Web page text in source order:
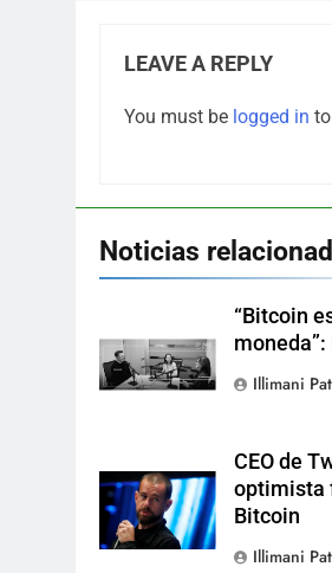
LEAVE A REPLY
You must be logged in
Noticias
“Bitcoin
Illimani
CEO de
optimista
Bitcoin
Illimani